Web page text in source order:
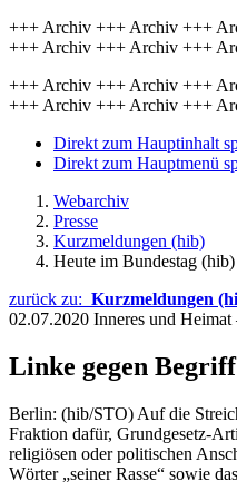
+++ Archiv +++ Archiv +++
+++ Archiv +++ Archiv +++
+++ Archiv +++ Archiv +++
+++ Archiv +++ Archiv +++
Direkt zum Hauptinhalt
Direkt zum Hauptmenü
Webarchiv
Presse
Kurzmeldungen (hib)
Heute im Bundestag (hib)
zurück zu: Kurzmeldungen
02.07.2020 Inneres und
Linke gegen
Berlin: (hib/STO) Auf die
Fraktion dafür, Grundgesetz-
religiösen oder politischen
Wörter „seiner Rasse“ sowie